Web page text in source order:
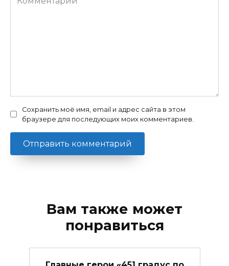
Сохранить моё имя, email и адрес сайта в этом
браузере для последующих моих комментариев.
Вам также может
понравиться